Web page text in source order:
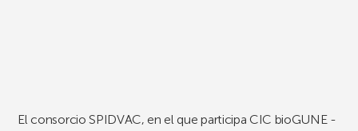
El consorcio SPIDVAC, en el que participa CIC bioGUNE -